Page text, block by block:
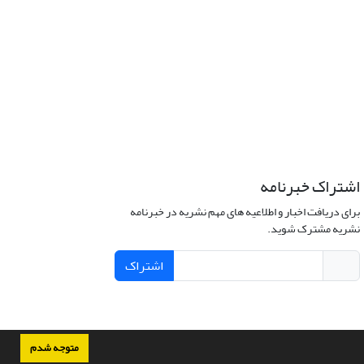
متوجه شدم
اشتراک خبرنامه
برای دریافت اخبار و اطلاعیه های مهم نشریه در خبرنامه
نشریه مشترک شوید.
اشتراک